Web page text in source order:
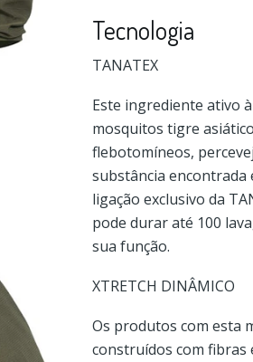
Tecnologia
TANATEX
Este ingrediente ativo
mosquitos tigre
flebotomíneos,
substância encontrada
ligação exclusivo da
pode durar até 100
sua função.
XTRETCH DINÂMICO
Os produtos com esta
construídos com fibras